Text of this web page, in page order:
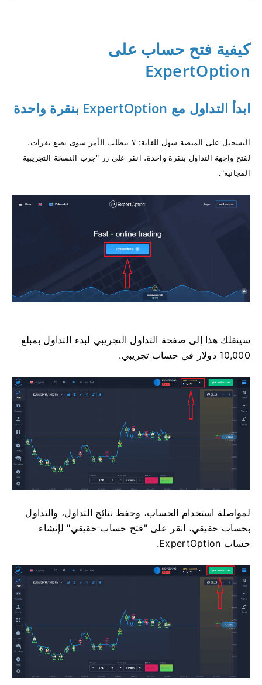
كيفية فتح حساب على
ExpertOption
ابدأ التداول مع ExpertOption بنقرة واحدة
التسجيل على المنصة سهل للغاية: لا يتطلب الأمر سوى بضع نقرات.
لفتح واجهة التداول بنقرة واحدة، انقر على زر "جرب النسخة التجريبية
المجانية".
سينقلك هذا إلى صفحة التداول التجريبي لبدء التداول بمبلغ
10,000 دولار في حساب تجريبي.
لمواصلة استخدام الحساب، وحفظ نتائج التداول، والتداول
بحساب حقيقي، انقر على "فتح حساب حقيقي" لإنشاء
حساب ExpertOption.